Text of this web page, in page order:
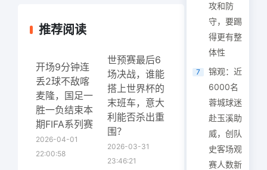
推荐阅读
开场9分钟连
丢2球不敌喀
麦隆，国足一
胜一负结束本
期FIFA系列赛
2026-04-01
22:00:58
世预赛最后6
场决战，谁能
搭上世界杯的
末班车，意大
利能否杀出重
围？
2026-03-31
23:46:21
攻和防
守，要踢
得更有整
体性
7
锦观：近
6000名
蓉城球迷
赴玉溪助
威，创队
史客场观
赛人数新